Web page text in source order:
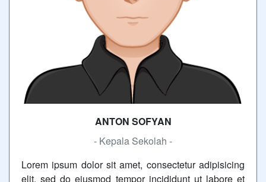
ANTON SOFYAN
- Kepala Sekolah -
Lorem ipsum dolor sit amet, consectetur adipisicing
elit, sed do eiusmod tempor incididunt ut labore et